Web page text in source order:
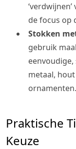
de focus op
Stokken
gebruik
metaal,
ornamenten.
Praktische
Keuze